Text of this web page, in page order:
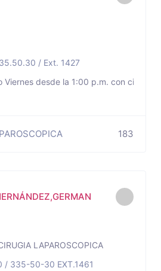
/ Ext. 1427
Viernes desde la 1:00 p.m. con cita
183
LAPAROSCOPICA
335-50-30 EXT.1461